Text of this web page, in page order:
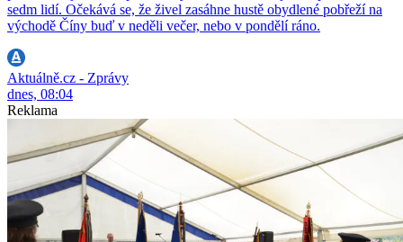
sedm lidí. Očekává se, že živel zasáhne hustě obydlené pobřeží na
východě Číny buď v neděli večer, nebo v pondělí ráno.
Aktuálně.cz - Zprávy
dnes, 08:04
Reklama